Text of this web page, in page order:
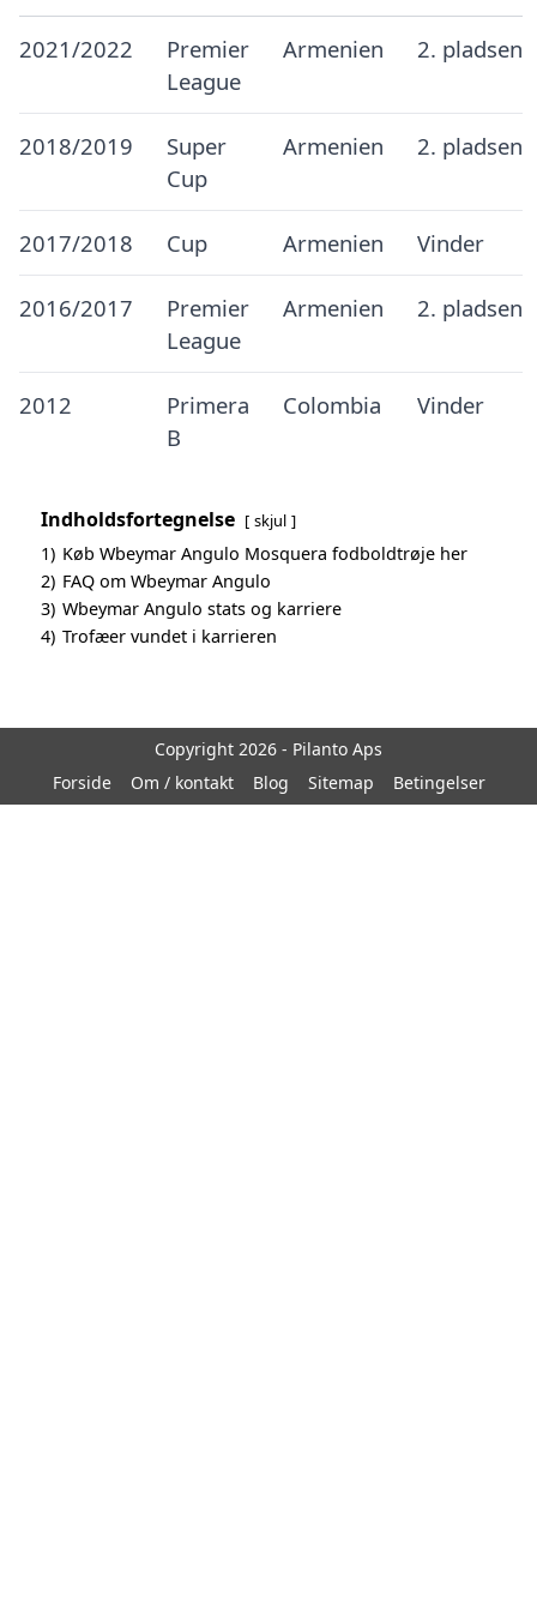
2021/2022
Premier
League
Armenien 2. pladsen
2018/2019
Super
Cup
Armenien 2. pladsen
2017/2018 Cup Armenien Vinder
2016/2017
Premier
League
Armenien 2. pladsen
2012
Primera
B
Colombia Vinder
Indholdsfortegnelse skjul
1) Køb Wbeymar Angulo Mosquera fodboldtrøje her
2) FAQ om Wbeymar Angulo
3) Wbeymar Angulo stats og karriere
4) Trofæer vundet i karrieren
Copyright 2026 - Pilanto Aps
Forside
Om / kontakt Blog Sitemap Betingelser